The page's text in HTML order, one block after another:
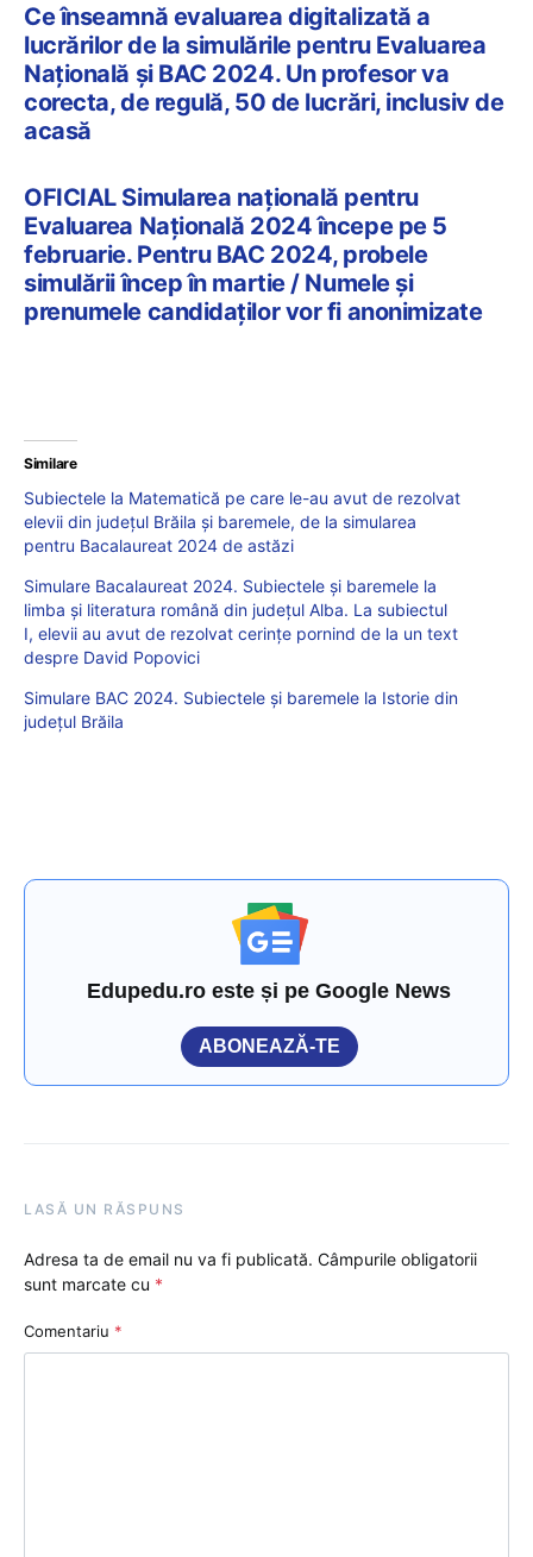
Ce înseamnă evaluarea digitalizată a
lucrărilor de la simulările pentru Evaluarea
Națională și BAC 2024. Un profesor va
corecta, de regulă, 50 de lucrări, inclusiv de
acasă
OFICIAL Simularea națională pentru
Evaluarea Națională 2024 începe pe 5
februarie. Pentru BAC 2024, probele
simulării încep în martie / Numele și
prenumele candidaților vor fi anonimizate
Similare
Subiectele la Matematică pe care le-au avut de rezolvat
elevii din județul Brăila și baremele, de la simularea
pentru Bacalaureat 2024 de astăzi
Simulare Bacalaureat 2024. Subiectele și baremele la
limba și literatura română din județul Alba. La subiectul
I, elevii au avut de rezolvat cerințe pornind de la un text
despre David Popovici
Simulare BAC 2024. Subiectele și baremele la Istorie din
județul Brăila
Edupedu.ro este și pe Google News
ABONEAZĂ-TE
LASĂ UN RĂSPUNS
Adresa ta de email nu va fi publicată. Câmpurile obligatorii
sunt marcate cu *
Comentariu *